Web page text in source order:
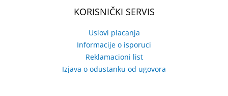
KORISNIČKI SERVIS
Uslovi placanja
Informacije o isporuci
Reklamacioni list
Izjava o odustanku od ugovora